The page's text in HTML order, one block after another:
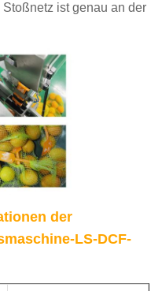
ist genau an der
der
LS-DCF-